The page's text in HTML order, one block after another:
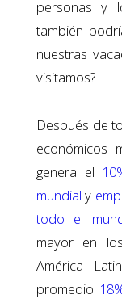
personas y
también
nuestras
visitamos?
Después de
económicos
genera el
mundial y
todo el
mayor en
América
promedio